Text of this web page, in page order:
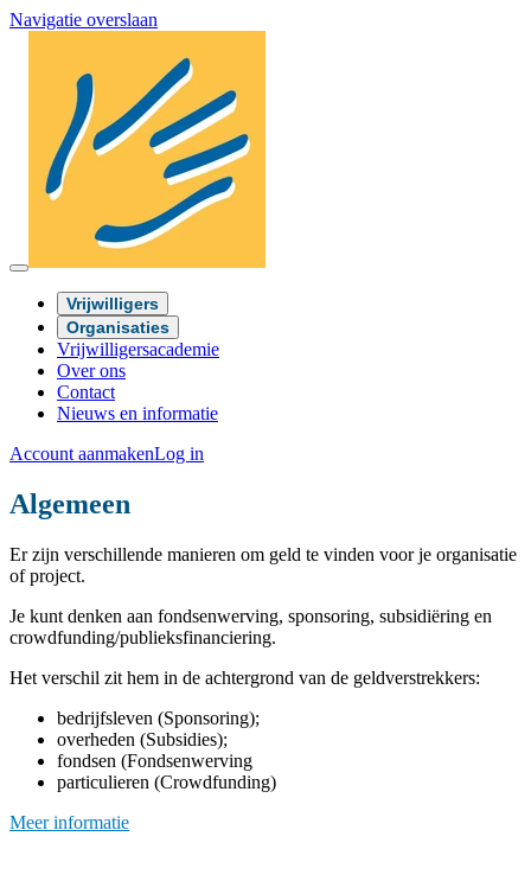
Navigatie overslaan
Vrijwilligers
Organisaties
Vrijwilligersacademie
Over ons
Contact
Nieuws en informatie
Account aanmakenLog in
Algemeen
Er zijn verschillende manieren om geld te vinden voor je organisatie
of project.
Je kunt denken aan fondsenwerving, sponsoring, subsidiëring en
crowdfunding/publieksfinanciering.
Het verschil zit hem in de achtergrond van de geldverstrekkers:
bedrijfsleven (Sponsoring);
overheden (Subsidies);
fondsen (Fondsenwerving
particulieren (Crowdfunding)
Meer informatie